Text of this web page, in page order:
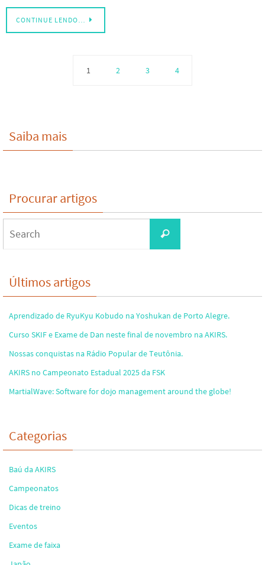
CONTINUE LENDO…
1 2 3 4
Saiba mais
Procurar artigos
Search
Últimos artigos
Aprendizado de RyuKyu Kobudo na Yoshukan de Porto Alegre.
Curso SKIF e Exame de Dan neste final de novembro na AKIRS.
Nossas conquistas na Rádio Popular de Teutônia.
AKIRS no Campeonato Estadual 2025 da FSK
MartialWave: Software for dojo management around the globe!
Categorias
Baú da AKIRS
Campeonatos
Dicas de treino
Eventos
Exame de faixa